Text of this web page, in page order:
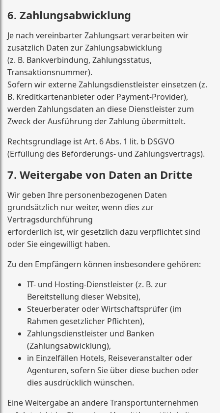
6. Zahlungsabwicklung
Je nach vereinbarter Zahlungsart verarbeiten wir
zusätzlich Daten zur Zahlungsabwicklung
(z. B. Bankverbindung, Zahlungsstatus,
Transaktionsnummer).
Sofern wir externe Zahlungsdienstleister einsetzen (z.
B. Kreditkartenanbieter oder Payment-Provider),
werden Zahlungsdaten an diese Dienstleister zum
Zweck der Ausführung der Zahlung übermittelt.
Rechtsgrundlage ist Art. 6 Abs. 1 lit. b DSGVO
(Erfüllung des Beförderungs- und Zahlungsvertrags).
7. Weitergabe von Daten an Dritte
Wir geben Ihre personenbezogenen Daten
grundsätzlich nur weiter, wenn dies zur
Vertragsdurchführung
erforderlich ist, wir gesetzlich dazu verpflichtet sind
oder Sie eingewilligt haben.
Zu den Empfängern können insbesondere gehören:
IT- und Hosting-Dienstleister (z. B. zur
Bereitstellung dieser Website),
Steuerberater oder Wirtschaftsprüfer (im
Rahmen gesetzlicher Pflichten),
Zahlungsdienstleister und Banken
(Zahlungsabwicklung),
in Einzelfällen Hotels, Reiseveranstalter oder
Agenturen, sofern Sie über diese buchen oder
dies ausdrücklich wünschen.
Eine Weitergabe an andere Transportunternehmen